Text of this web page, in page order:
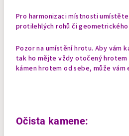
Pro harmonizaci místnosti
protilehlých rohů či
Pozor na umístění hrotu. Aby vám
tak ho mějte vždy otočený
kámenhrotem od sebe, může
Očista kamene: